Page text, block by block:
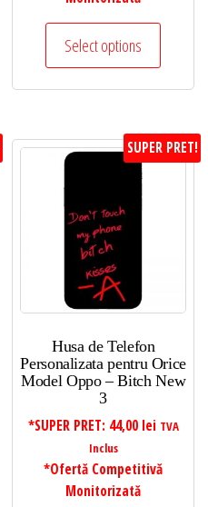
Select options
SUPER PRET!
Husa de Telefon
Personalizata pentru Orice
Model Oppo – Bitch New
3
*SUPER PRET: 44,00 lei TVA
Inclus
*Ofertă Competitivă
Monitorizată